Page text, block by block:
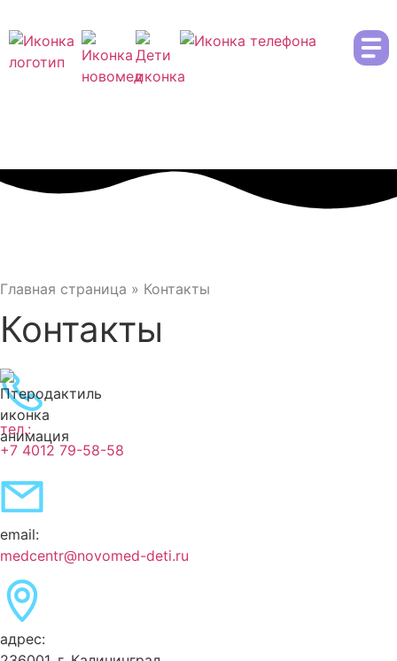
Главная страница » Контакты
Контакты
тел.:
+7 4012 79-58-58
email:
medcentr@novomed-deti.ru
адрес: